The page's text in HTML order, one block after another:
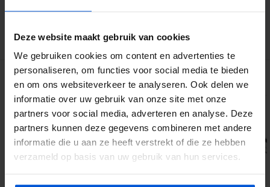
Deze website maakt gebruik van cookies
We gebruiken cookies om content en advertenties te
personaliseren, om functies voor social media te bieden
en om ons websiteverkeer te analyseren. Ook delen we
informatie over uw gebruik van onze site met onze
partners voor social media, adverteren en analyse. Deze
partners kunnen deze gegevens combineren met andere
informatie die u aan ze heeft verstrekt of die ze hebben
verzameld op basis van uw gebruik van hun services.
GERELATEERDE PRODUCTEN